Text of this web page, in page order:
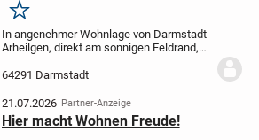
Büroeinheit in Feldrandlage von DA-
Arheilgen
Merken
In angenehmer Wohnlage von Darmstadt-
Arheilgen, direkt am sonnigen Feldrand,
Architektenbungalow auf einem ca. 375
m² großen, schön angelegten
Grundstück. Mit einer Gesamtwohn...
64291 Darmstadt
21.07.2026 Partner-Anzeige
Hier macht Wohnen Freude!